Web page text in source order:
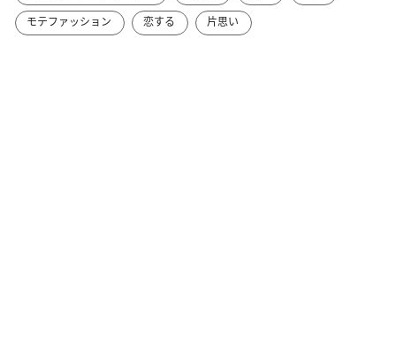
モテファッション
恋する 片思い